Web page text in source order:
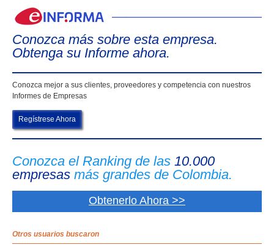
Conozca más sobre esta empresa.
Obtenga su Informe ahora.
Conozca mejor a sus clientes, proveedores y competencia con nuestros
Informes de Empresas
Regístrese Ahora
Conozca el Ranking de las 10.000
empresas más grandes de Colombia.
Obtenerlo Ahora >>
Otros usuarios buscaron